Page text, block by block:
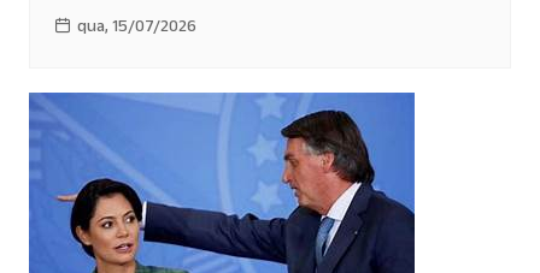
qua, 15/07/2026